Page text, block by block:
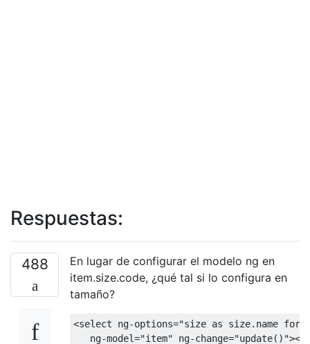
Respuestas:
488
En lugar de configurar el modelo ng en
item.size.code, ¿qué tal si lo configura en
tamaño?
<select ng-options="size as size.name for
ng-model="item" ng-change="update()"></